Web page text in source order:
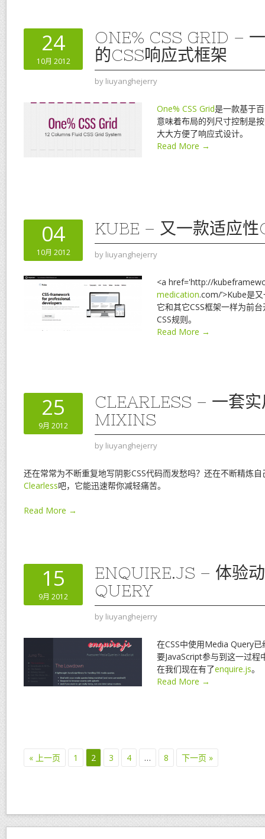
24
10月 2012
ONE% CSS GRID –
的CSS响应式框架
by liuyanghejerry
One% CSS Grid是一款基于
意味着布局的列尺寸控制是
大大方便了响应式设计。
Read More →
04
10月 2012
KUBE – 又一款适应性
by liuyanghejerry
<a href='http://
medication.com/’>Kube是
它和其它CSS框架一样为前
CSS规则。
Read More →
25
9月 2012
CLEARLESS – 一套
MIXINS
by liuyanghejerry
还在常常为不断重复地写阴影CSS代码而发愁吗？还在不断精炼
Clearless吧，它能迅速帮你减轻痛苦。
Read More →
15
9月 2012
ENQUIRE.JS – 体验
QUERY
by liuyanghejerry
在CSS中使用Media Query
要JavaScript参与到这一过
在我们现在有了enquire.js。
Read More →
« 上一页 1 2 3 4 … 8 下一页 »